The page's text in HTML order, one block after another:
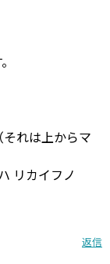
れは上からマ
リカイフノ
返信